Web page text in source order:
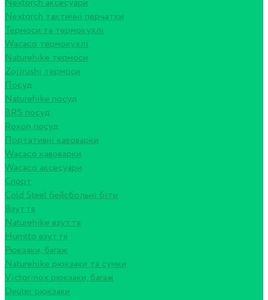
Nextorch аксесуари
Nextorch тактичні перчатки
Термоси та термокухлі
Wacaco термокухлі
Naturehike термоси
Zojirushi термоси
Посуд
Naturehike посуд
BRS посуд
Roxon посуд
Портативні кавоварки
Wacaco кавоварки
Wacaco аксесуари
Спорт
Cold Steel бейсбольні біти
Взуття
Naturehike взуття
Humtto взуття
Рюкзаки, багаж
Naturehike рюкзаки та сумки
Victorinox рюкзаки, багаж
Deuter рюкзаки